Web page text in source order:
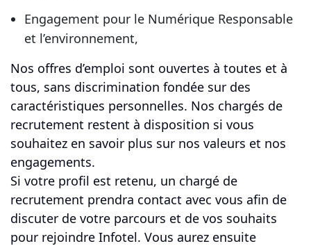
Engagement pour le Numérique Responsable
et l’environnement,
Nos offres d’emploi sont ouvertes à toutes et à
tous, sans discrimination fondée sur des
caractéristiques personnelles. Nos chargés de
recrutement restent à disposition si vous
souhaitez en savoir plus sur nos valeurs et nos
engagements.
Si votre profil est retenu, un chargé de
recrutement prendra contact avec vous afin de
discuter de votre parcours et de vos souhaits
pour rejoindre Infotel. Vous aurez ensuite